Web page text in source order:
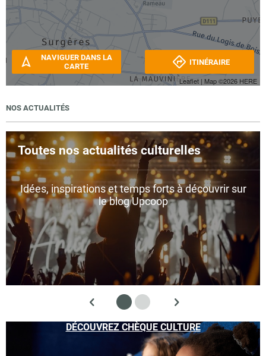
Leaflet | Map ©2026 HERE
NAVIGUER DANS LA
CARTE
ITINÉRAIRE
NOS ACTUALITÉS
Toutes nos actualités culturelles
Idées, inspirations et temps forts à découvrir sur
le blog Upcoop
DÉCOUVREZ CHÈQUE CULTURE